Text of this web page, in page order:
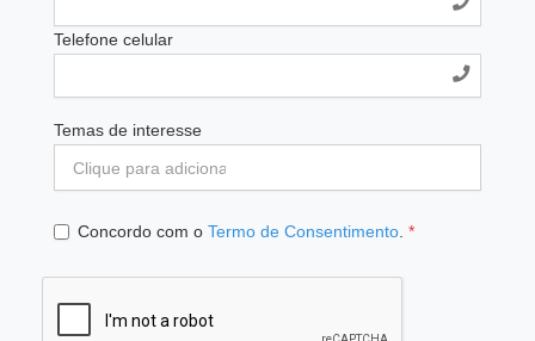
Telefone celular
Temas de interesse
Concordo com o Termo de Consentimento *